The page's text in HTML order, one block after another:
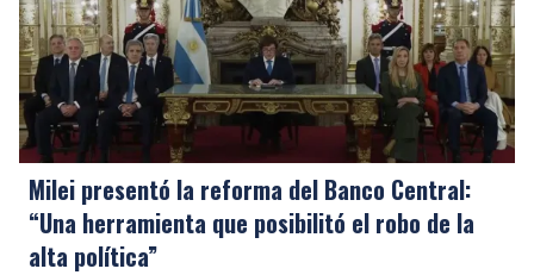
Milei presentó la reforma del Banco Central:
“Una herramienta que posibilitó el robo de la
alta política”